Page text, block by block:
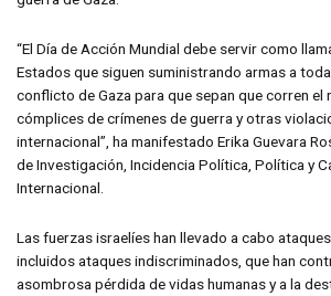
“El Día de Acción Mundial debe servir como
Estados que siguen suministrando armas a
conflicto de Gaza para que sepan que corren el
cómplices de crímenes de guerra y otras
internacional”, ha manifestado Erika Guevara
de Investigación, Incidencia Política, Política y
Internacional.
Las fuerzas israelíes han llevado a cabo
incluidos ataques indiscriminados, que han
asombrosa pérdida de vidas humanas y a la